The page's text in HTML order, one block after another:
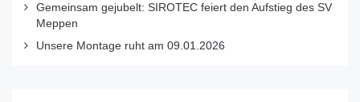
Gemeinsam gejubelt: SIROTEC feiert den Aufstieg des SV
Meppen
Unsere Montage ruht am 09.01.2026